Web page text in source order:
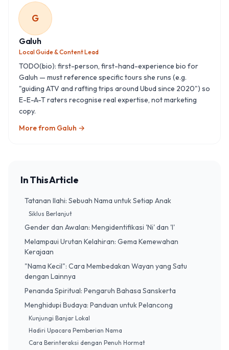
G
Galuh
Local Guide & Content Lead
TODO(bio): first-person, first-hand-experience bio for
Galuh — must reference specific tours she runs (e.g.
"guiding ATV and rafting trips around Ubud since 2020") so
E-E-A-T raters recognise real expertise, not marketing
copy.
More from Galuh →
In This Article
Tatanan Ilahi: Sebuah Nama untuk Setiap Anak
Siklus Berlanjut
Gender dan Awalan: Mengidentifikasi 'Ni' dan 'I'
Melampaui Urutan Kelahiran: Gema Kemewahan
Kerajaan
"Nama Kecil": Cara Membedakan Wayan yang Satu
dengan Lainnya
Penanda Spiritual: Pengaruh Bahasa Sanskerta
Menghidupi Budaya: Panduan untuk Pelancong
Kunjungi Banjar Lokal
Hadiri Upacara Pemberian Nama
Cara Berinteraksi dengan Penuh Hormat